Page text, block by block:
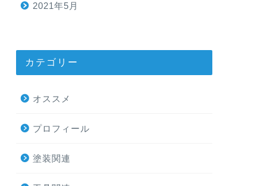
2021年5月
カテゴリー
オススメ
プロフィール
塗装関連